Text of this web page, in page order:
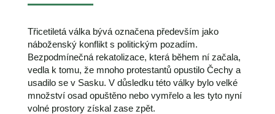
Třicetiletá válka bývá označena především jako
náboženský konflikt s politickým pozadím.
Bezpodmínečná rekatolizace, která během ní začala,
vedla k tomu, že mnoho protestantů opustilo Čechy a
usadilo se v Sasku. V důsledku této války bylo velké
množství osad opuštěno nebo vymřelo a les tyto nyní
volné prostory získal zase zpět.